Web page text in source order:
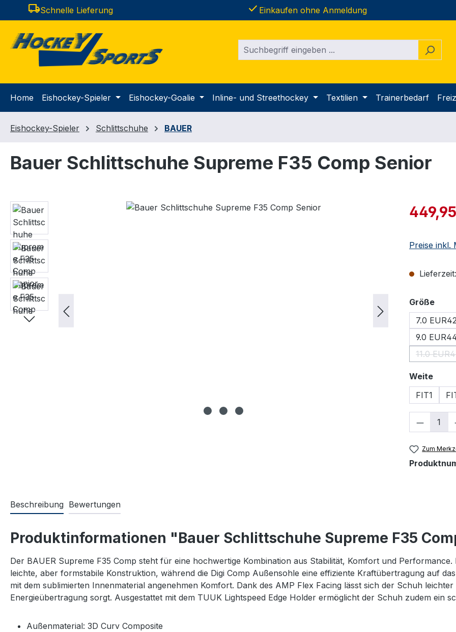
Hauptinhalt springen
Zur Suche springen
Zur Hauptnavigation springen
local_shippingSchnelle Lieferung done Einkaufen ohne Anmeldung
Home Eishockey-Spieler Eishockey-Goalie Inline- und Streethockey Textilien Trainerbedarf
Eishockey-Spieler Schlittschuhe BAUER
Bauer Schlittschuhe Supreme F35 Comp Senior
Bildergalerie überspringen
Preise inkl.
Größe
7.0
9.0
11.0
Weite
FIT1
Zum
Beschreibung Bewertungen
Produktinformationen "Bauer Schlittschuhe Supreme F35
Der BAUER Supreme F35 Comp steht für eine hochwertige Kombination aus Stabilität, Komfort und
leichte, aber formstabile Konstruktion, während die Digi Comp Außensohle eine effiziente Kraftübertragung auf
mit dem sublimierten Innenmaterial angenehmen Komfort. Dank des AMP Flex Facing lässt sich der Schuh
Energieübertragung sorgt. Ausgestattet mit dem TUUK Lightspeed Edge Holder ermöglicht der Schuh zudem ein
Außenmaterial: 3D Curv Composite